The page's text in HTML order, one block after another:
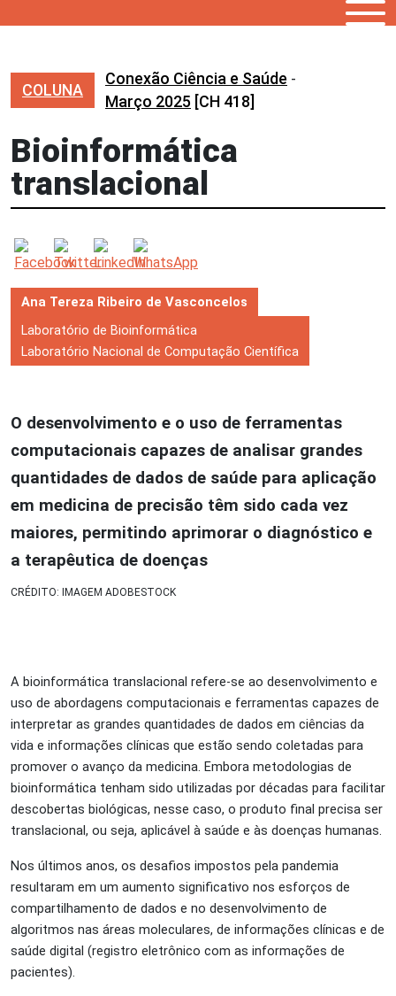
COLUNA
Conexão Ciência e Saúde -
Março 2025 [CH 418]
Bioinformática
translacional
Ana Tereza Ribeiro de Vasconcelos
Laboratório de Bioinformática
Laboratório Nacional de Computação Científica
O desenvolvimento e o uso de ferramentas
computacionais capazes de analisar grandes
quantidades de dados de saúde para aplicação
em medicina de precisão têm sido cada vez
maiores, permitindo aprimorar o diagnóstico e
a terapêutica de doenças
CRÉDITO: IMAGEM ADOBESTOCK
A bioinformática translacional refere-se ao desenvolvimento e
uso de abordagens computacionais e ferramentas capazes de
interpretar as grandes quantidades de dados em ciências da
vida e informações clínicas que estão sendo coletadas para
promover o avanço da medicina. Embora metodologias de
bioinformática tenham sido utilizadas por décadas para facilitar
descobertas biológicas, nesse caso, o produto final precisa ser
translacional, ou seja, aplicável à saúde e às doenças humanas.
Nos últimos anos, os desafios impostos pela pandemia
resultaram em um aumento significativo nos esforços de
compartilhamento de dados e no desenvolvimento de
algoritmos nas áreas moleculares, de informações clínicas e de
saúde digital (registro eletrônico com as informações de
pacientes).